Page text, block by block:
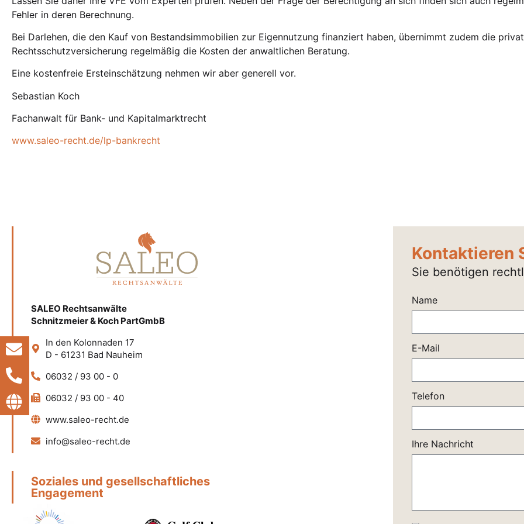
Fehler in deren Berechnung.
Bei Darlehen, die den Kauf von Bestandsimmobilien zur Eigennutzung finanziert haben, übernimmt zudem die
Rechtsschutzversicherung regelmäßig die Kosten der anwaltlichen Beratung.
Eine kostenfreie Ersteinschätzung nehmen wir aber generell vor.
Sebastian Koch
Fachanwalt für Bank- und Kapitalmarktrecht
www.saleo-recht.de/lp-bankrecht
SALEO Rechtsanwälte
Schnitzmeier & Koch PartGmbB
In den Kolonnaden 17
D - 61231 Bad Nauheim
06032 / 93 00 - 0
06032 / 93 00 - 40
www.saleo-recht.de
info@saleo-recht.de
Soziales und gesellschaftliches
Engagement
Kontaktieren
Sie benötigen
Name
E-Mail
Telefon
Ihre Nachricht